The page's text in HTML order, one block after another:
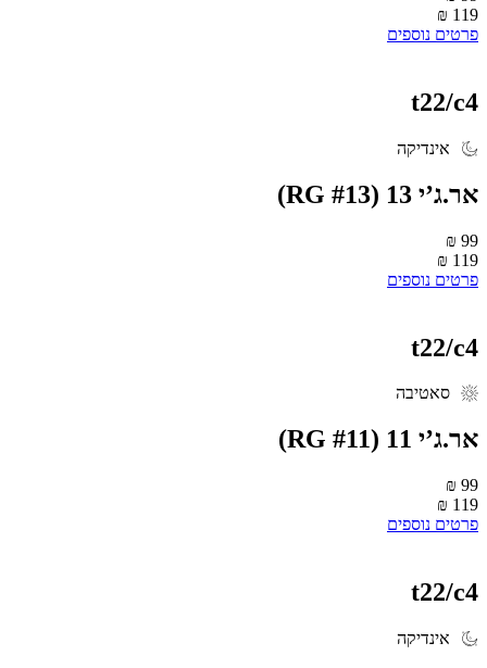
119 ₪
פרטים נוספים
t22/c4
אינדיקה
‮אר.ג’י 31‬ (RG #13)
99 ₪
119 ₪
פרטים נוספים
t22/c4
סאטיבה
‮אר.ג’י 11‬ (RG #11)
99 ₪
119 ₪
פרטים נוספים
t22/c4
אינדיקה